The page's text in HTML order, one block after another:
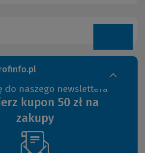
do naszego newslettera
kupon 50 zł na
zakupy
(Nowe